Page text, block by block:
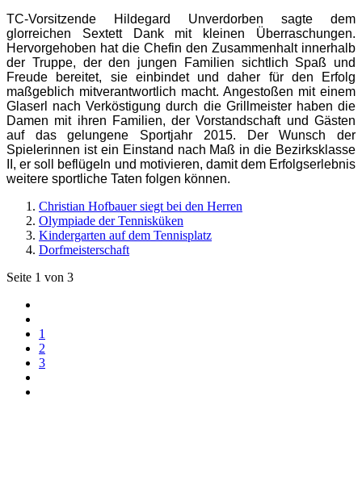
TC-Vorsitzende Hildegard Unverdorben sagte dem
glorreichen Sextett Dank mit kleinen Überraschungen.
Hervorgehoben hat die Chefin den Zusammenhalt innerhalb
der Truppe, der den jungen Familien sichtlich Spaß und
Freude bereitet, sie einbindet und daher für den Erfolg
maßgeblich mitverantwortlich macht. Angestoßen mit einem
Glaserl nach Verköstigung durch die Grillmeister haben die
Damen mit ihren Familien, der Vorstandschaft und Gästen
auf das gelungene Sportjahr 2015. Der Wunsch der
Spielerinnen ist ein Einstand nach Maß in die Bezirksklasse
II, er soll beflügeln und motivieren, damit dem Erfolgserlebnis
weitere sportliche Taten folgen können.
Christian Hofbauer siegt bei den Herren
Olympiade der Tennisküken
Kindergarten auf dem Tennisplatz
Dorfmeisterschaft
Seite 1 von 3
1
2
3